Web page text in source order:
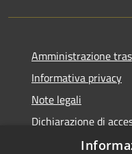
Amministrazione
Informativa privacy
Note legali
Dichiarazione di